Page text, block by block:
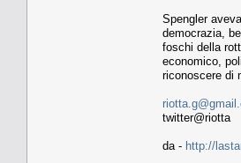
Spengler
democrazia,
foschi della
economico,
riconoscere di
twitter@riotta
da - http://